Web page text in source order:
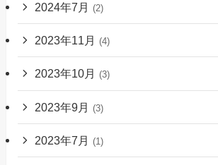
2024年7月 (2)
2023年11月 (4)
2023年10月 (3)
2023年9月 (3)
2023年7月 (1)